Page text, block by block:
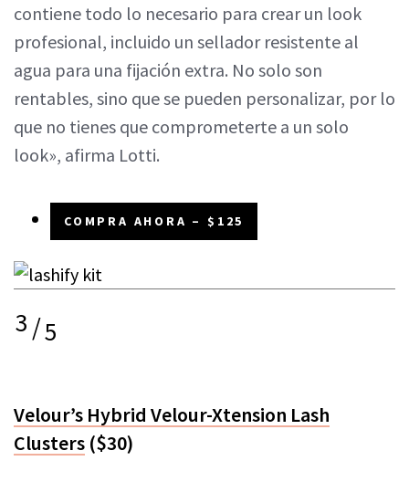
contiene todo lo necesario para crear un look
profesional, incluido un sellador resistente al
agua para una fijación extra. No solo son
rentables, sino que se pueden personalizar, por lo
que no tienes que comprometerte a un solo
look», afirma Lotti.
COMPRA AHORA – $125
3/5
Velour’s Hybrid Velour-Xtension Lash
Clusters ($30)